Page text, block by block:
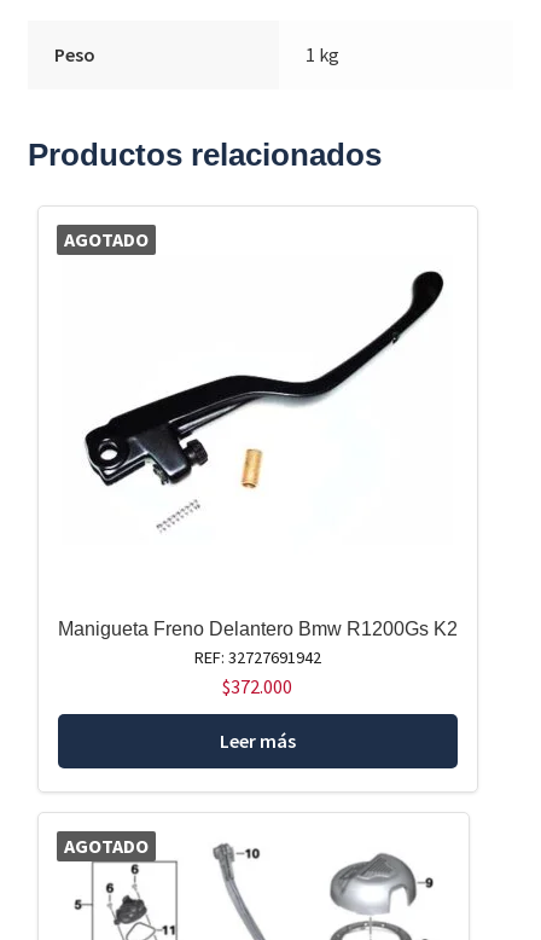
Peso 1 kg
Productos relacionados
AGOTADO
Manigueta Freno Delantero Bmw R1200Gs K2
REF: 32727691942
$372.000
Leer más
AGOTADO